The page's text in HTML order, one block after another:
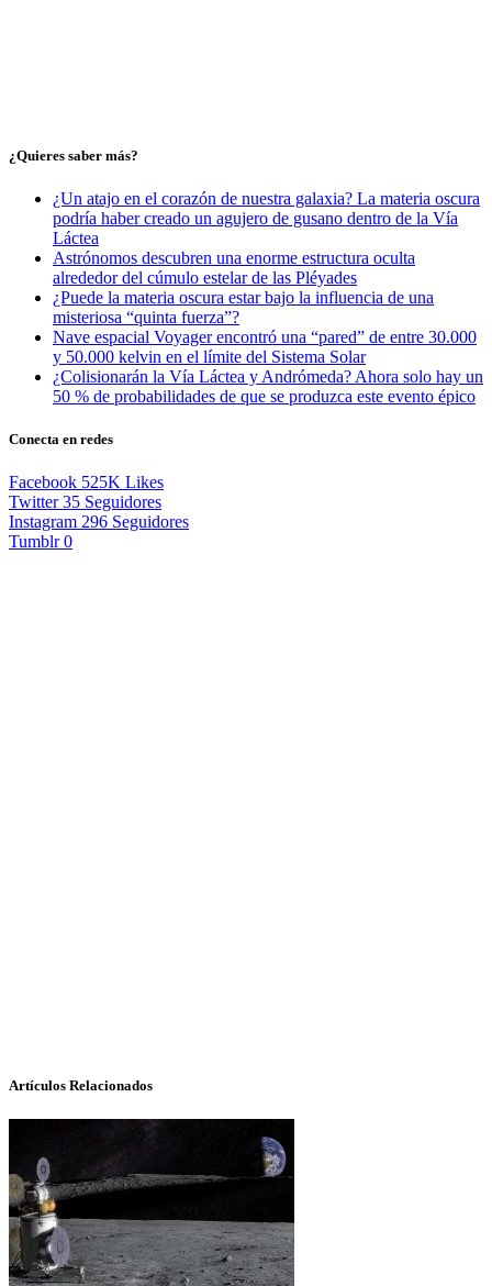
¿Quieres saber más?
¿Un atajo en el corazón de nuestra galaxia? La materia oscura
podría haber creado un agujero de gusano dentro de la Vía
Láctea
Astrónomos descubren una enorme estructura oculta
alrededor del cúmulo estelar de las Pléyades
¿Puede la materia oscura estar bajo la influencia de una
misteriosa “quinta fuerza”?
Nave espacial Voyager encontró una “pared” de entre 30.000
y 50.000 kelvin en el límite del Sistema Solar
¿Colisionarán la Vía Láctea y Andrómeda? Ahora solo hay un
50 % de probabilidades de que se produzca este evento épico
Conecta en redes
Facebook 525K Likes
Twitter 35 Seguidores
Instagram 296 Seguidores
Tumblr 0
Artículos Relacionados